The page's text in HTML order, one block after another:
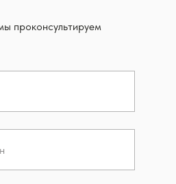
проконсультируем